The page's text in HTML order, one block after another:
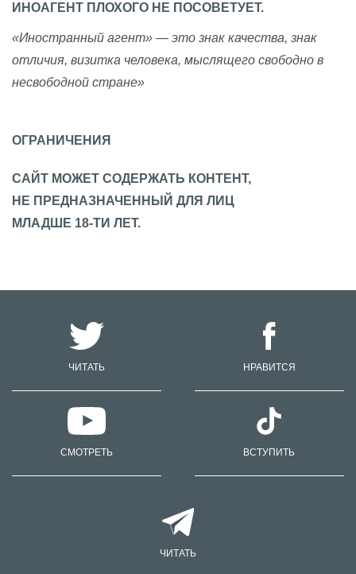
ИНОАГЕНТ ПЛОХОГО НЕ ПОСОВЕТУЕТ.
«Иностранный агент» — это знак качества, знак
отличия, визитка человека, мыслящего свободно в
несвободной стране»
ОГРАНИЧЕНИЯ
САЙТ МОЖЕТ СОДЕРЖАТЬ КОНТЕНТ,
НЕ ПРЕДНАЗНАЧЕННЫЙ ДЛЯ ЛИЦ
МЛАДШЕ 18-ТИ ЛЕТ.
ЧИТАТЬ НРАВИТСЯ
СМОТРЕТЬ ВСТУПИТЬ
ЧИТАТЬ